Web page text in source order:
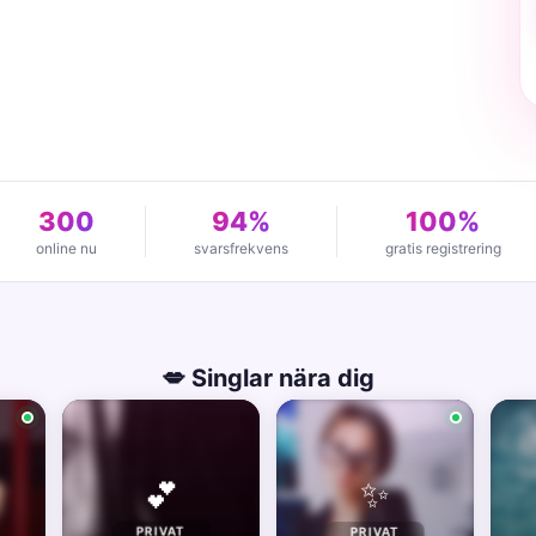
300
online nu
94%
svarsfrekvens
100%
gratis registrering
💋 Singlar nära dig
💕
PRIVAT
✨
PRIVAT